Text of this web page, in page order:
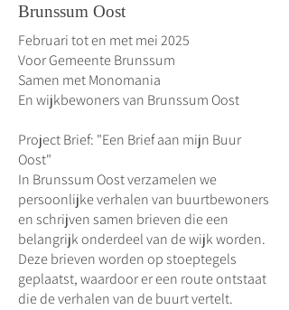
Brunssum Oost
Februari tot en met mei 2025
Voor Gemeente Brunssum
Samen met Monomania
En wijkbewoners van Brunssum Oost
Project Brief: "Een Brief aan mijn Buur
Oost"
In Brunssum Oost verzamelen we
persoonlijke verhalen van buurtbewoners
en schrijven samen brieven die een
belangrijk onderdeel van de wijk worden.
Deze brieven worden op stoeptegels
geplaatst, waardoor er een route ontstaat
die de verhalen van de buurt vertelt.